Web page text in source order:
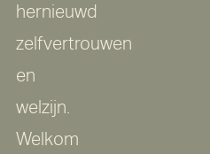
hernieuwd
zelfvertrouwen
en
welzijn.
Welkom